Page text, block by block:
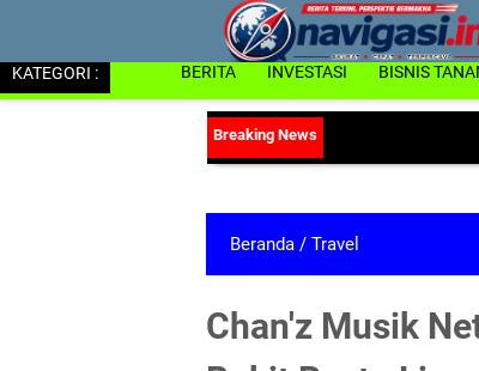
KATEGORI : BERITA INVESTASI BISNIS
Beranda / Travel
Chan'z Musik